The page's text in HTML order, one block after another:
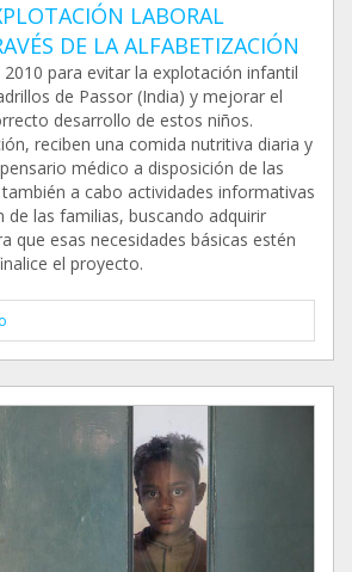
LABORAL
DE LA ALFABETIZACIÓN
para evitar la explotación infantil
de Passor (India) y mejorar el
desarrollo de estos niños.
reciben una comida nutritiva diaria y
médico a disposición de las
a cabo actividades informativas
de las familias, buscando adquirir
que esas necesidades básicas estén
el proyecto.